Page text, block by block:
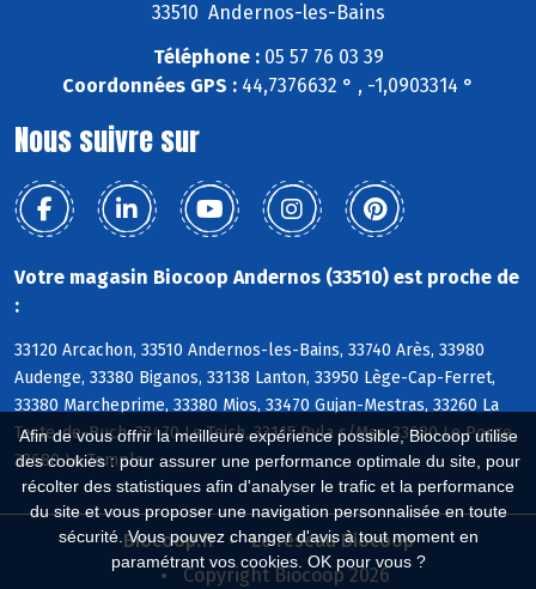
Afin de vous offrir la meilleure expérience possible, Biocoop utilise
des cookies : pour assurer une performance optimale du site, pour
récolter des statistiques afin d'analyser le trafic et la performance
du site et vous proposer une navigation personnalisée en toute
sécurité. Vous pouvez changer d'avis à tout moment en
paramétrant vos cookies. OK pour vous ?
33510 Andernos-les-Bains
Téléphone :05 57 76 03 39
Coordonnées GPS : 44,7376632 ° , -1,0903314 °
Nous suivre sur
Votre magasin Biocoop Andernos (33510) est proche de
:
33120 Arcachon, 33510 Andernos-les-Bains, 33740 Arès, 33980
Audenge, 33380 Biganos, 33138 Lanton, 33950 Lège-Cap-Ferret,
33380 Marcheprime, 33380 Mios, 33470 Gujan-Mestras, 33260 La
Teste-de-Buch, 33470 Le Teich, 33115 Pyla s/Mer, 33680 Le Porge,
33680 Le Temple
Biocoop.fr
Le réseau Biocoop
Copyright Biocoop 2026